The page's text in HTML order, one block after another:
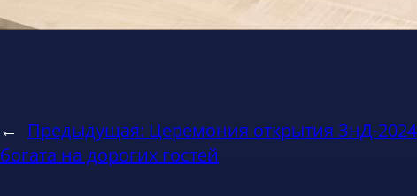
← Предыдущая: Церемония открытия ЗнД-2024
богата на дорогих гостей